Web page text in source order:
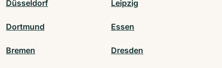
Düsseldorf Leipzig
Dortmund Essen
Bremen Dresden